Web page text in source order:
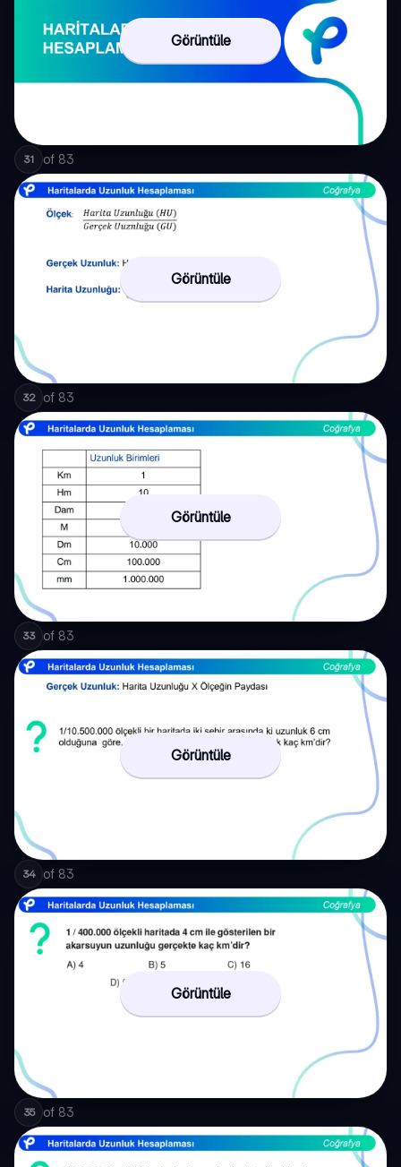
Görüntüle
31 of 83
Görüntüle
32 of 83
Görüntüle
33 of 83
Görüntüle
34 of 83
Görüntüle
35 of 83